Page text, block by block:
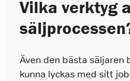
Vilka verktyg
Även den bästa säljaren
kunna lyckas med sitt